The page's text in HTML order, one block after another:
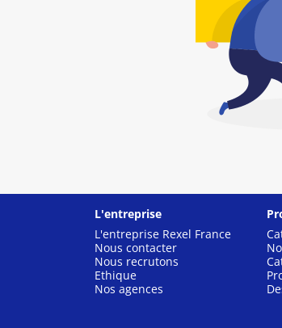
L'entreprise
L'entreprise Rexel France
Nous contacter
Nous recrutons
Ethique
Nos agences